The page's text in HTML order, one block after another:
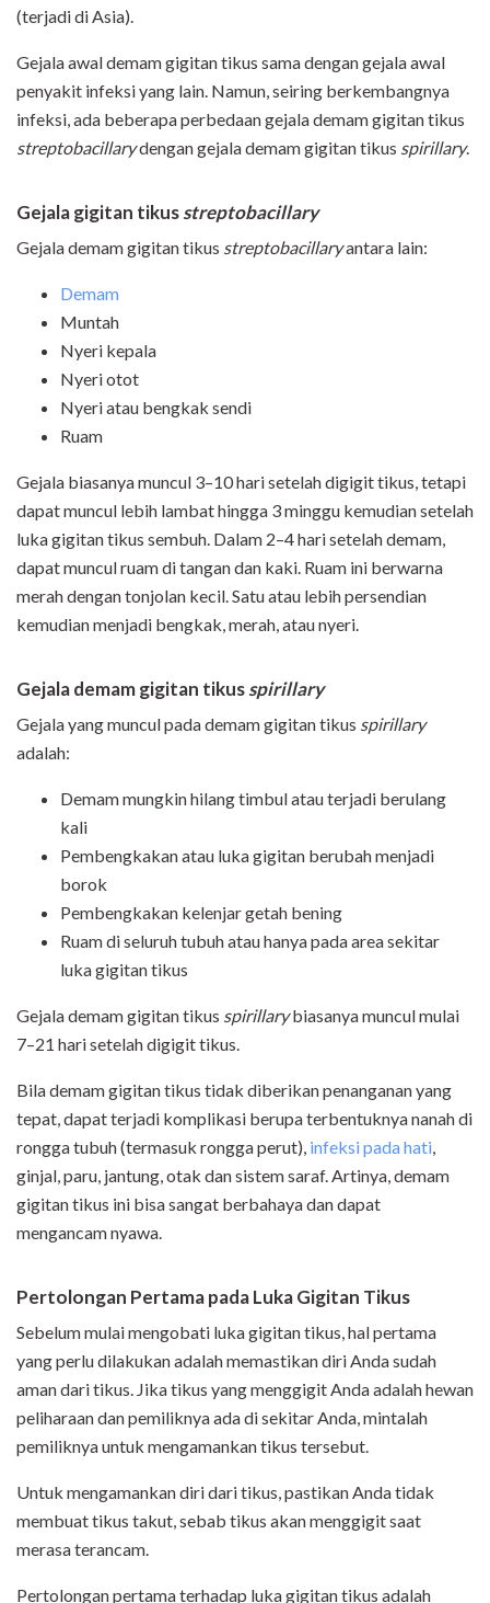
(terjadi di Asia).
Gejala awal demam gigitan tikus sama dengan gejala awal
penyakit infeksi yang lain. Namun, seiring berkembangnya
infeksi, ada beberapa perbedaan gejala demam gigitan tikus
streptobacillarydengan gejala demam gigitan tikus spirillary.
Gejala gigitan tikusstreptobacillary
Gejala demam gigitan tikus streptobacillaryantara lain:
Demam
Muntah
Nyeri kepala
Nyeri otot
Nyeri atau bengkak sendi
Ruam
Gejala biasanya muncul 3–10 hari setelah digigit tikus, tetapi
dapat muncul lebih lambat hingga 3 minggu kemudian setelah
luka gigitan tikus sembuh. Dalam 2–4 hari setelah demam,
dapat muncul ruam di tangan dan kaki. Ruam ini berwarna
merah dengan tonjolan kecil. Satu atau lebih persendian
kemudian menjadi bengkak, merah, atau nyeri.
Gejala demam gigitan tikusspirillary
Gejala yang muncul pada demam gigitan tikus spirillary
adalah:
Demam mungkin hilang timbul atau terjadi berulang
kali
Pembengkakan atau luka gigitan berubah menjadi
borok
Pembengkakan kelenjar getah bening
Ruam di seluruh tubuh atau hanya pada area sekitar
luka gigitan tikus
Gejala demam gigitan tikus spirillarybiasanya muncul mulai
7–21 hari setelah digigit tikus.
Bila demam gigitan tikus tidak diberikan penanganan yang
tepat, dapat terjadi komplikasi berupa terbentuknya nanah di
rongga tubuh (termasuk rongga perut), infeksi pada hati,
ginjal, paru, jantung, otak dan sistem saraf. Artinya, demam
gigitan tikus ini bisa sangat berbahaya dan dapat
mengancam nyawa.
Pertolongan Pertama pada Luka Gigitan Tikus
Sebelum mulai mengobati luka gigitan tikus, hal pertama
yang perlu dilakukan adalah memastikan diri Anda sudah
aman dari tikus. Jika tikus yang menggigit Anda adalah hewan
peliharaan dan pemiliknya ada di sekitar Anda, mintalah
pemiliknya untuk mengamankan tikus tersebut.
Untuk mengamankan diri dari tikus, pastikan Anda tidak
membuat tikus takut, sebab tikus akan menggigit saat
merasa terancam.
Pertolongan pertama terhadap luka gigitan tikus adalah